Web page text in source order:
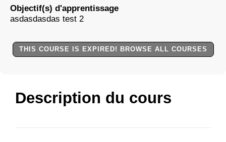
Description du cours
Objectif(s) d'apprentissage
asdasdasdas test 2
THIS COURSE IS EXPIRED! BROWSE ALL COURSES